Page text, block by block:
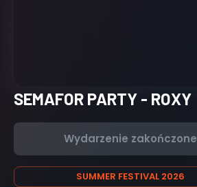
SEMAFOR PARTY - ROXY
Wydarzenie zakończone
SUMMER FESTIVAL 2026